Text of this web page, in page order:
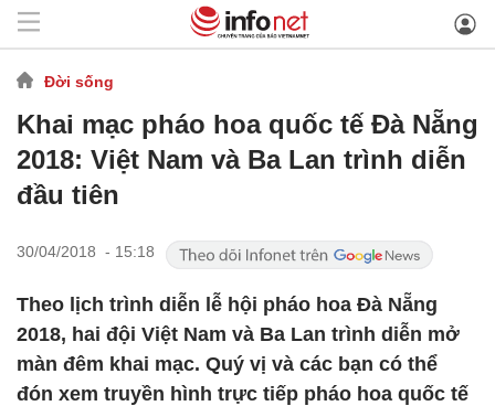
Đời sống
Khai mạc pháo hoa quốc tế Đà Nẵng
2018: Việt Nam và Ba Lan trình diễn
đầu tiên
30/04/2018 - 15:18
Theo lịch trình diễn lễ hội pháo hoa Đà Nẵng
2018, hai đội Việt Nam và Ba Lan trình diễn mở
màn đêm khai mạc. Quý vị và các bạn có thể
đón xem truyền hình trực tiếp pháo hoa quốc tế